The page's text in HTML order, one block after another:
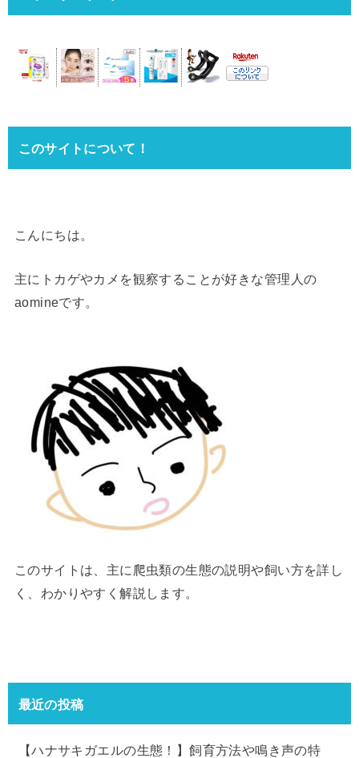
このサイトについて！
こんにちは。
主にトカゲやカメを観察することが好きな管理人の
aomineです。
このサイトは、主に爬虫類の生態の説明や飼い方を詳し
く、わかりやすく解説します。
最近の投稿
【ハナサキガエルの生態！】飼育方法や鳴き声の特